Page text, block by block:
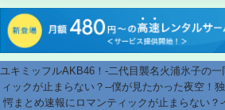
ユキミッフルAKB46！-二代目襲名火浦氷子の
ィックが止まらない？--僕が見たかった夜空！
愕まとめ速報にロマンティックが止まらない？